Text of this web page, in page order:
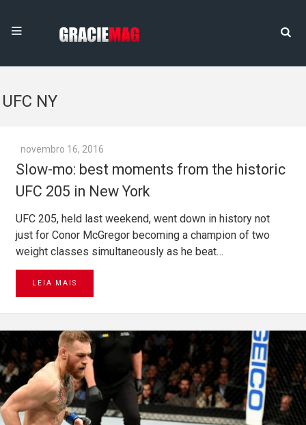
UFC NY
novembro 16, 2016
Slow-mo: best moments from the historic
UFC 205 in New York
UFC 205, held last weekend, went down in history not
just for Conor McGregor becoming a champion of two
weight classes simultaneously as he beat…
LEIA MAIS